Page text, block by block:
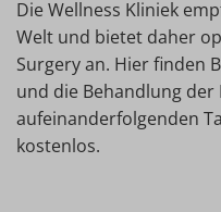
Die Wellness Kliniek
Welt und bietet daher
Surgery an. Hier finden
und die Behandlung
aufeinanderfolgenden
kostenlos.